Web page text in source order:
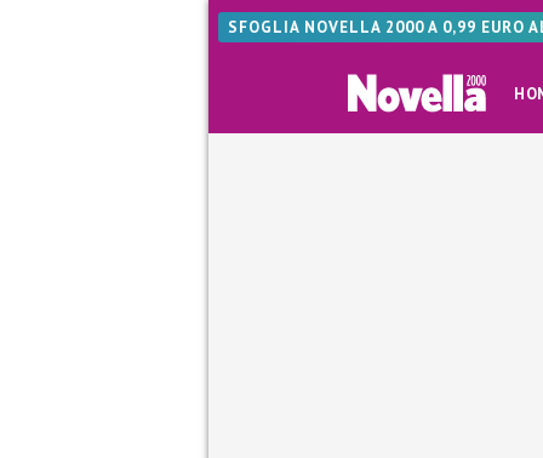
SFOGLIA NOVELLA 2000 A 0,99 EURO